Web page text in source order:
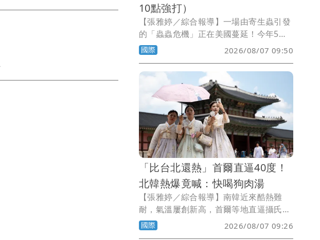
10點強打）
【張雅婷／綜合報導】一場由寄生蟲引發
的「蟲蟲危機」正在美國蔓延！今年5月
中旬起，因感染「環孢子蟲症」
（Cyclosporiasis）而腹瀉不止的病例持
續攀升，截至8月初，全美已有47州通報
病例，感染人數破2萬例，甚至已傳出死
亡案例。調查發現，不少患者發病前曾食
用生鮮蔬菜，其中結球萵苣（美生菜）、
巴西里，以及台灣人熟悉的香菜，都被列
為可能污染來源。
國際 2026/08/07 09:50
「比台北還熱」首爾直逼40度！
北韓熱爆竟喊：快喝狗肉湯
【張雅婷／綜合報導】南韓近來酷熱難
耐，氣溫屢創新高，首爾等地直逼攝氏40
度，媒體不忘拿來與台灣比較「比台北還
熱」；北韓高溫更有過之而無不及，官媒
國際 2026/08/07 09:26